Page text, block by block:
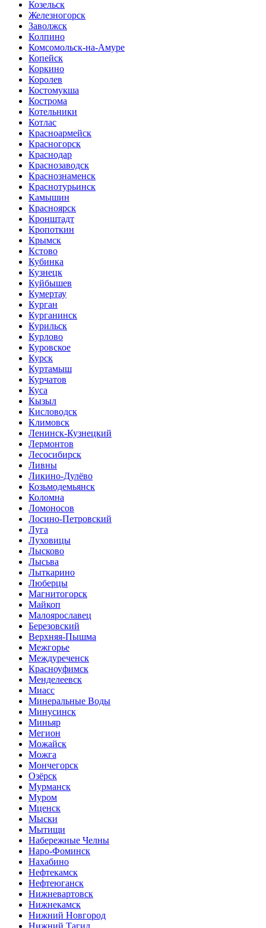
Козельск
Железногорск
Заволжск
Колпино
Комсомольск-на-Амуре
Копейск
Коркино
Королев
Костомукша
Кострома
Котельники
Котлас
Красноармейск
Красногорск
Краснодар
Краснозаводск
Краснознаменск
Краснотурьинск
Камышин
Красноярск
Кронштадт
Кропоткин
Крымск
Кстово
Кубинка
Кузнецк
Куйбышев
Кумертау
Курган
Курганинск
Курильск
Курлово
Куровское
Курск
Куртамыш
Курчатов
Куса
Кызыл
Кисловодск
Климовск
Ленинск-Кузнецкий
Лермонтов
Лесосибирск
Ливны
Ликино-Дулёво
Козьмодемьянск
Коломна
Ломоносов
Лосино-Петровский
Луга
Луховицы
Лысково
Лысьва
Лыткарино
Люберцы
Магнитогорск
Майкоп
Малоярославец
Березовский
Верхняя-Пышма
Межгорье
Междуреченск
Красноуфимск
Менделеевск
Миасс
Минеральные Воды
Минусинск
Миньяр
Мегион
Можайск
Можга
Мончегорск
Озёрск
Мурманск
Муром
Мценск
Мыски
Мытищи
Набережные Челны
Наро-Фоминск
Нахабино
Нефтекамск
Нефтеюганск
Нижневартовск
Нижнекамск
Нижний Новгород
Нижний Тагил